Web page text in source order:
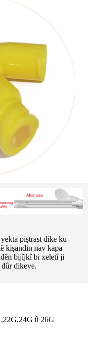
piştrast dike ku
kişandin nav kapa
bijîjkî bi xeletî ji
dikeve.
û 26G